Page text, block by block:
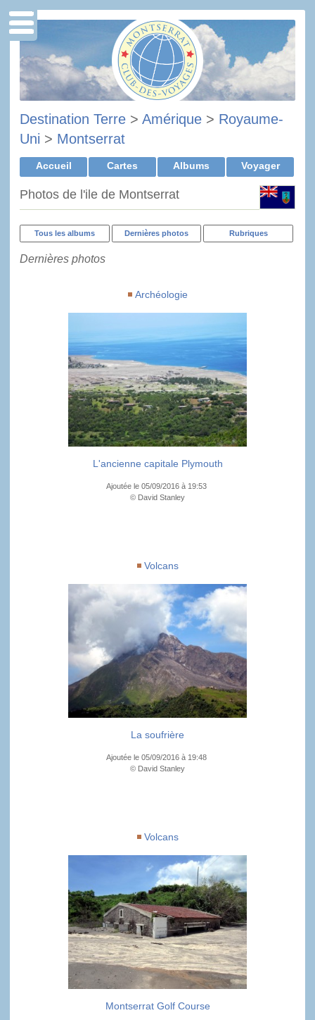
Destination Terre > Amérique > Royaume-
Uni > Montserrat
Accueil Cartes Albums Voyager
Photos de l'ile de Montserrat
Tous les albums Dernières photos Rubriques
Dernières photos
Archéologie
L'ancienne capitale Plymouth
Ajoutée le 05/09/2016 à 19:53
© David Stanley
Volcans
La soufrière
Ajoutée le 05/09/2016 à 19:48
© David Stanley
Volcans
Montserrat Golf Course